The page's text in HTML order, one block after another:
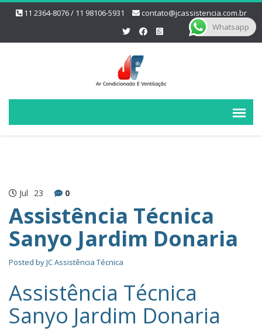
11 2364-8076 / 11 98106-5931 contato@jcassistencia.com.br
Jul 23 0
Assistência Técnica
Sanyo Jardim Donaria
Posted byJC Assistência Técnica
Assistência Técnica
Sanyo Jardim Donaria
Whatsapp